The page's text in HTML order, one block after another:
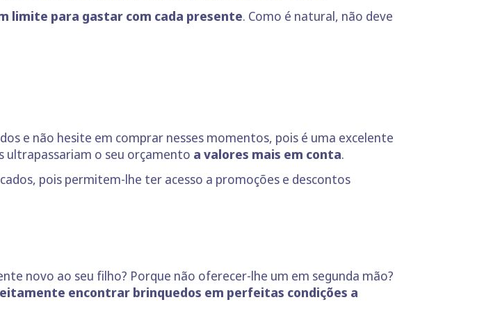
limite para gastar com cada presente. Como é natural, não deve
e não hesite em comprar nesses momentos, pois é uma excelente
ultrapassariam o seu orçamento a valores mais em conta.
pois permitem-lhe ter acesso a promoções e descontos
novo ao seu filho? Porque não oferecer-lhe um em segunda mão?
encontrar brinquedos em perfeitas condições a